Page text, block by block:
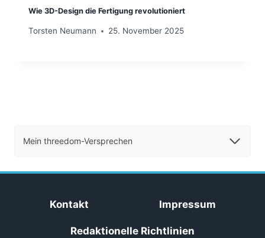
Wie 3D-Design die Fertigung revolutioniert
Torsten Neumann 25. November 2025
Mein threedom-Versprechen
Kontakt Impressum
Redaktionelle Richtlinien